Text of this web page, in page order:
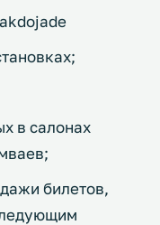
в салонах
билетов,